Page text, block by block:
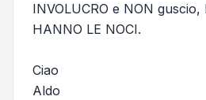
INVOLUCRO e NON guscio,
HANNO LE NOCI.
Ciao
Aldo